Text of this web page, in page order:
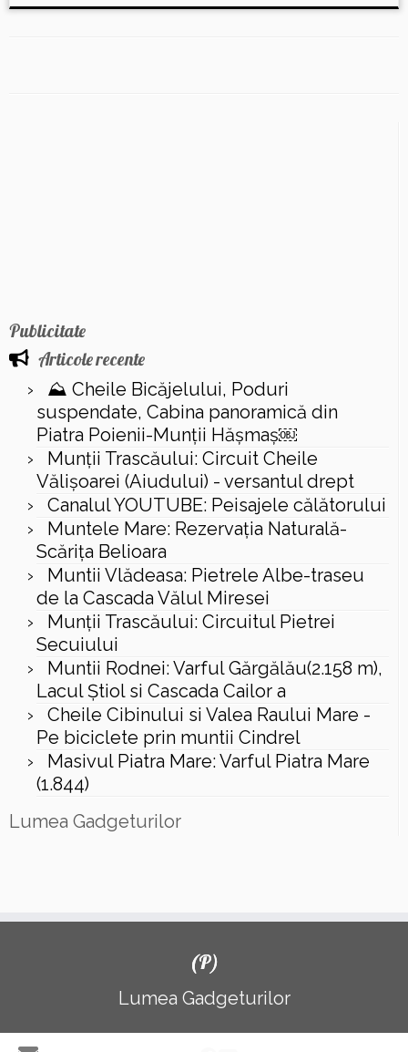
Publicitate
Articole recente
⛰️ Cheile Bicăjelului, Poduri
suspendate, Cabina panoramică din
Piatra Poienii-Munții Hășmaș￼
Munții Trascăului: Circuit Cheile
Vălișoarei (Aiudului) - versantul drept
Canalul YOUTUBE: Peisajele călătorului
Muntele Mare: Rezervaţia Naturală-
Scăriţa Belioara
Muntii Vlădeasa: Pietrele Albe-traseu
de la Cascada Vălul Miresei
Munții Trascăului: Circuitul Pietrei
Secuiului
Muntii Rodnei: Varful Gărgălău(2.158 m),
Lacul Ştiol si Cascada Cailor a
Cheile Cibinului si Valea Raului Mare -
Pe biciclete prin muntii Cindrel
Masivul Piatra Mare: Varful Piatra Mare
(1.844)
Lumea Gadgeturilor
(P)
Lumea Gadgeturilor